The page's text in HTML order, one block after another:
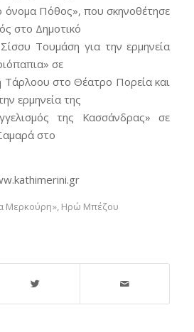
όνομα Πόθος», που σκηνοθέτησε
στο Δημοτικό
Τουμάση για την ερμηνεία
σε
Τάρλοου στο Θέατρο Πορεία και
ερμηνεία της
της Κασσάνδρας» σε
στο
Μερκούρη», Ηρώ Μπέζου